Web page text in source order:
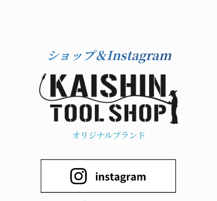
ショップ＆Instagram
オリジナルブランド